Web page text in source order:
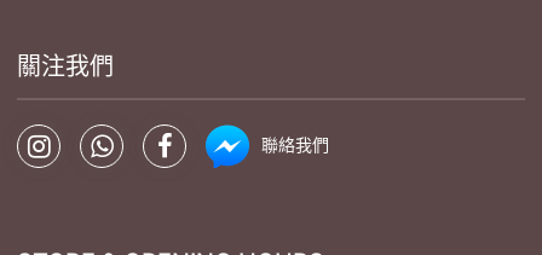
關注我們
聯絡我們